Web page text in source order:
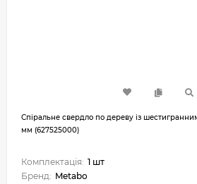
Спіральне свердло по дереву із
мм (627525000)
Комплектація: 1 шт
Бренд: Metabo